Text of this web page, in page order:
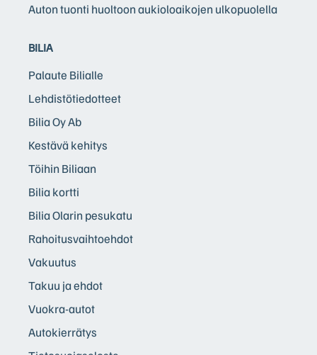
Auton tuonti huoltoon aukioloaikojen ulkopuolella
BILIA
Palaute Bilialle
Lehdistötiedotteet
Bilia Oy Ab
Kestävä kehitys
Töihin Biliaan
Bilia kortti
Bilia Olarin pesukatu
Rahoitusvaihtoehdot
Vakuutus
Takuu ja ehdot
Vuokra-autot
Autokierrätys